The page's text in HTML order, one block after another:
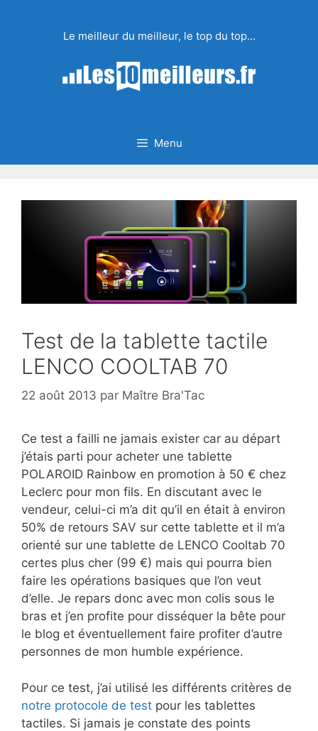
Le meilleur du meilleur, le top du top…
Menu
Test de la tablette tactile
LENCO COOLTAB 70
22 août 2013 par Maître Bra'Tac
Ce test a failli ne jamais exister car au départ
j’étais parti pour acheter une tablette
POLAROID Rainbow en promotion à 50 € chez
Leclerc pour mon fils. En discutant avec le
vendeur, celui-ci m’a dit qu’il en était à environ
50% de retours SAV sur cette tablette et il m’a
orienté sur une tablette de LENCO Cooltab 70
certes plus cher (99 €) mais qui pourra bien
faire les opérations basiques que l’on veut
d’elle. Je repars donc avec mon colis sous le
bras et j’en profite pour disséquer la bête pour
le blog et éventuellement faire profiter d’autre
personnes de mon humble expérience.
Pour ce test, j’ai utilisé les différents critères de
notre protocole de test pour les tablettes
tactiles. Si jamais je constate des points